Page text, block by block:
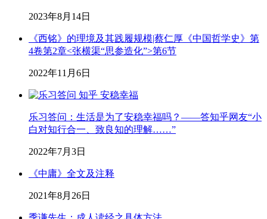
2023年8月14日
《西铭》的理境及其践履规模|蔡仁厚《中国哲学史》第
4卷第2章<张横渠“思参造化”>第6节
2022年11月6日
乐习答问：生活是为了安稳幸福吗？——答知乎网友“小
白对知行合一、致良知的理解……”
2022年7月3日
《中庸》全文及注释
2021年8月26日